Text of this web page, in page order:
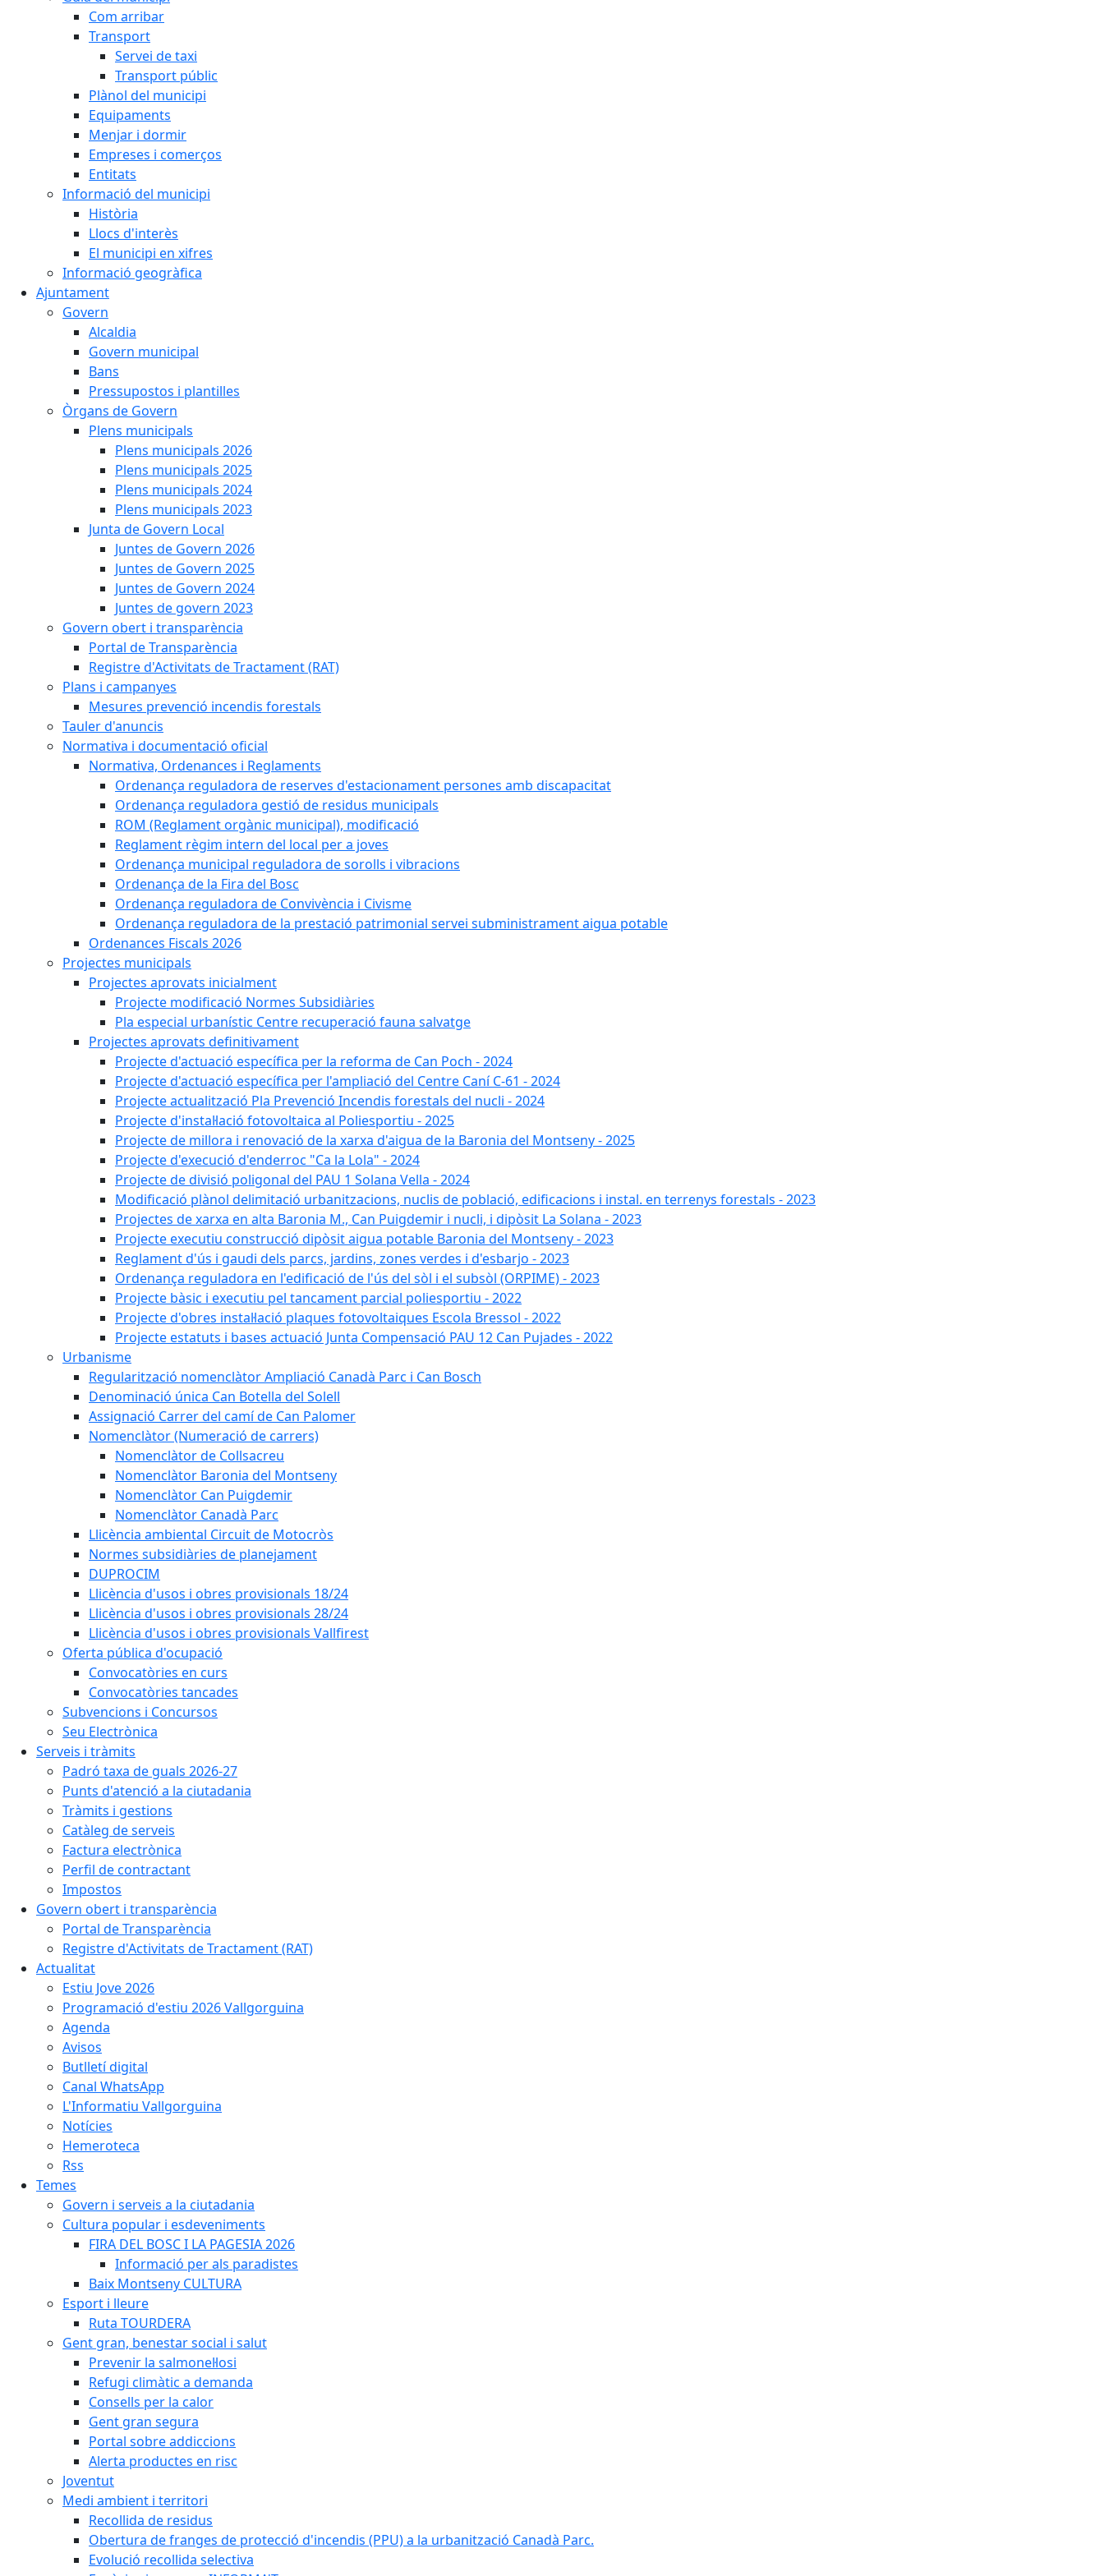
Com arribar
Transport
Servei de taxi
Transport públic
Plànol del municipi
Equipaments
Menjar i dormir
Empreses i comerços
Entitats
Informació del municipi
Història
Llocs d'interès
El municipi en xifres
Informació geogràfica
Ajuntament
Govern
Alcaldia
Govern municipal
Bans
Pressupostos i plantilles
Òrgans de Govern
Plens municipals
Plens municipals 2026
Plens municipals 2025
Plens municipals 2024
Plens municipals 2023
Junta de Govern Local
Juntes de Govern 2026
Juntes de Govern 2025
Juntes de Govern 2024
Juntes de govern 2023
Govern obert i transparència
Portal de Transparència
Registre d'Activitats de Tractament (RAT)
Plans i campanyes
Mesures prevenció incendis forestals
Tauler d'anuncis
Normativa i documentació oficial
Normativa, Ordenances i Reglaments
Ordenança reguladora de reserves d'estacionament persones amb discapacitat
Ordenança reguladora gestió de residus municipals
ROM (Reglament orgànic municipal), modificació
Reglament règim intern del local per a joves
Ordenança municipal reguladora de sorolls i vibracions
Ordenança de la Fira del Bosc
Ordenança reguladora de Convivència i Civisme
Ordenança reguladora de la prestació patrimonial servei subministrament aigua potable
Ordenances Fiscals 2026
Projectes municipals
Projectes aprovats inicialment
Projecte modificació Normes Subsidiàries
Pla especial urbanístic Centre recuperació fauna salvatge
Projectes aprovats definitivament
Projecte d'actuació específica per la reforma de Can Poch - 2024
Projecte d'actuació específica per l'ampliació del Centre Caní C-61 - 2024
Projecte actualització Pla Prevenció Incendis forestals del nucli - 2024
Projecte d'instal·lació fotovoltaica al Poliesportiu - 2025
Projecte de millora i renovació de la xarxa d'aigua de la Baronia del Montseny - 2025
Projecte d'execució d'enderroc "Ca la Lola" - 2024
Projecte de divisió poligonal del PAU 1 Solana Vella - 2024
Modificació plànol delimitació urbanitzacions, nuclis de població, edificacions i instal. en terrenys forestals - 2023
Projectes de xarxa en alta Baronia M., Can Puigdemir i nucli, i dipòsit La Solana - 2023
Projecte executiu construcció dipòsit aigua potable Baronia del Montseny - 2023
Reglament d'ús i gaudi dels parcs, jardins, zones verdes i d'esbarjo - 2023
Ordenança reguladora en l'edificació de l'ús del sòl i el subsòl (ORPIME) - 2023
Projecte bàsic i executiu pel tancament parcial poliesportiu - 2022
Projecte d'obres instal·lació plaques fotovoltaiques Escola Bressol - 2022
Projecte estatuts i bases actuació Junta Compensació PAU 12 Can Pujades - 2022
Urbanisme
Regularització nomenclàtor Ampliació Canadà Parc i Can Bosch
Denominació única Can Botella del Solell
Assignació Carrer del camí de Can Palomer
Nomenclàtor (Numeració de carrers)
Nomenclàtor de Collsacreu
Nomenclàtor Baronia del Montseny
Nomenclàtor Can Puigdemir
Nomenclàtor Canadà Parc
Llicència ambiental Circuit de Motocròs
Normes subsidiàries de planejament
DUPROCIM
Llicència d'usos i obres provisionals 18/24
Llicència d'usos i obres provisionals 28/24
Llicència d'usos i obres provisionals Vallfirest
Oferta pública d'ocupació
Convocatòries en curs
Convocatòries tancades
Subvencions i Concursos
Seu Electrònica
Serveis i tràmits
Padró taxa de guals 2026-27
Punts d'atenció a la ciutadania
Tràmits i gestions
Catàleg de serveis
Factura electrònica
Perfil de contractant
Impostos
Govern obert i transparència
Portal de Transparència
Registre d'Activitats de Tractament (RAT)
Actualitat
Estiu Jove 2026
Programació d'estiu 2026 Vallgorguina
Agenda
Avisos
Butlletí digital
Canal WhatsApp
L'Informatiu Vallgorguina
Notícies
Hemeroteca
Rss
Temes
Govern i serveis a la ciutadania
Cultura popular i esdeveniments
FIRA DEL BOSC I LA PAGESIA 2026
Informació per als paradistes
Baix Montseny CULTURA
Esport i lleure
Ruta TOURDERA
Gent gran, benestar social i salut
Prevenir la salmonel·losi
Refugi climàtic a demanda
Consells per la calor
Gent gran segura
Portal sobre addiccions
Alerta productes en risc
Joventut
Medi ambient i territori
Recollida de residus
Obertura de franges de protecció d'incendis (PPU) a la urbanització Canadà Parc.
Evolució recollida selectiva